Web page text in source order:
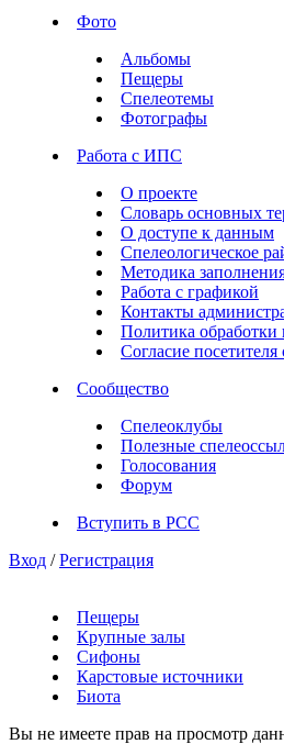
Фото
Альбомы
Пещеры
Спелеотемы
Фотографы
Работа с ИПС
О проекте
Словарь основных
О доступе к данным
Спелеологическое
Методика
Работа с графикой
Контакты
Политика
Согласие
Сообщество
Спелеоклубы
Полезные
Голосования
Форум
Вступить в РСС
Вход / Регистрация
Пещеры
Крупные залы
Сифоны
Карстовые источники
Биота
Вы не имеете прав на просмотр